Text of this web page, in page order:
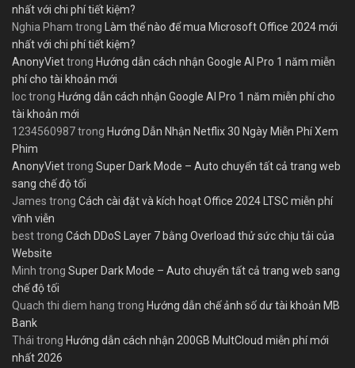
nhất với chi phí tiết kiệm?
Nghia Pham trong Làm thế nào để mua Microsoft Office 2024 mới
nhất với chi phí tiết kiệm?
AnonyViettrong Hướng dẫn cách nhận Google AI Pro 1 năm miễn
phí cho tài khoản mới
loctrong Hướng dẫn cách nhận Google AI Pro 1 năm miễn phí cho
tài khoản mới
1234560987trong Hướng Dẫn Nhận Netflix 30 Ngày Miễn Phí Xem
Phim
AnonyViettrong Super Dark Mode – Auto chuyển tất cả trang web
sang chế độ tối
James trong Cách cài đặt và kích hoạt Office 2024 LTSC miễn phí
vĩnh viễn
besttrong Cách DDoS Layer 7 bằng Overload thử sức chịu tải của
Website
Minh trong Super Dark Mode – Auto chuyển tất cả trang web sang
chế độ tối
Quach thi diem hang trong Hướng dẫn chế ảnh số dư tài khoản MB
Bank
Thái trong Hướng dẫn cách nhận 200GB MultCloud miễn phí mới
nhất 2026